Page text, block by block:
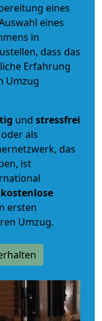
eines
eines
in
dass das
Erfahrung
Umzug
und stressfrei
oder als
das
ist
ersten
Umzug.